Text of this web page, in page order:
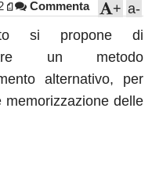
Commenta a-
+
si propone di
un metodo
alternativo, per
memorizzazione delle